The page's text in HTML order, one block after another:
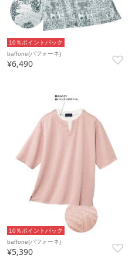
10％ポイントバック
baffone(バフォーネ)
¥6,490
10％ポイントバック
baffone(バフォーネ)
¥5,390